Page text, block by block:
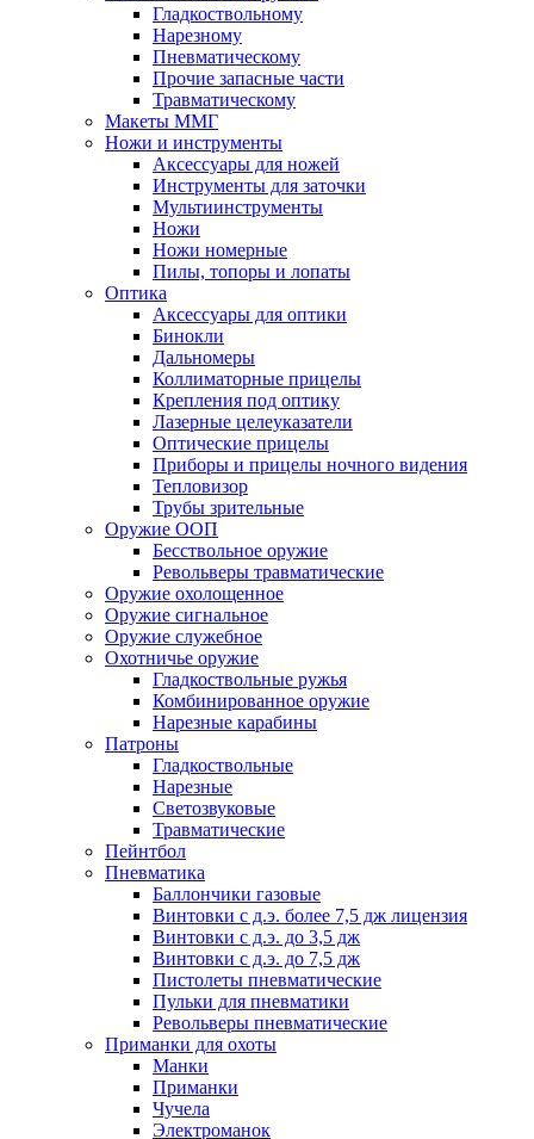
Гладкоствольному
Нарезному
Пневматическому
Прочие запасные части
Травматическому
Макеты ММГ
Ножи и инструменты
Аксессуары для ножей
Инструменты для заточки
Мультиинструменты
Ножи
Ножи номерные
Пилы, топоры и лопаты
Оптика
Аксессуары для оптики
Бинокли
Дальномеры
Коллиматорные прицелы
Крепления под оптику
Лазерные целеуказатели
Оптические прицелы
Приборы и прицелы ночного видения
Тепловизор
Трубы зрительные
Оружие ООП
Бесствольное оружие
Револьверы травматические
Оружие охолощенное
Оружие сигнальное
Оружие служебное
Охотничье оружие
Гладкоствольные ружья
Комбинированное оружие
Нарезные карабины
Патроны
Гладкоствольные
Нарезные
Светозвуковые
Травматические
Пейнтбол
Пневматика
Баллончики газовые
Винтовки с д.э. более 7,5 дж лицензия
Винтовки с д.э. до 3,5 дж
Винтовки с д.э. до 7,5 дж
Пистолеты пневматические
Пульки для пневматики
Револьверы пневматические
Приманки для охоты
Манки
Приманки
Чучела
Электроманок